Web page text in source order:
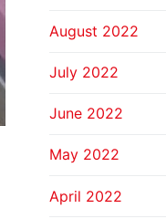
August 2022
July 2022
June 2022
May 2022
April 2022